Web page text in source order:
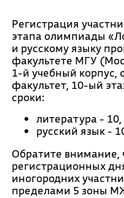
Регистрация
этапа олимпиады
и русскому языку
факультете МГУ
1-й учебный корпус,
факультет, 10-ый
сроки:
литература -
русский язык -
Обратите внимание,
регистрационных
иногородних
пределами 5 зоны